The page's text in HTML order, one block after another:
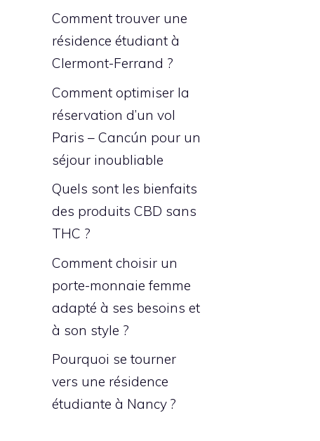
Comment trouver une
résidence étudiant à
Clermont-Ferrand ?
Comment optimiser la
réservation d’un vol
Paris – Cancún pour un
séjour inoubliable
Quels sont les bienfaits
des produits CBD sans
THC ?
Comment choisir un
porte-monnaie femme
adapté à ses besoins et
à son style ?
Pourquoi se tourner
vers une résidence
étudiante à Nancy ?